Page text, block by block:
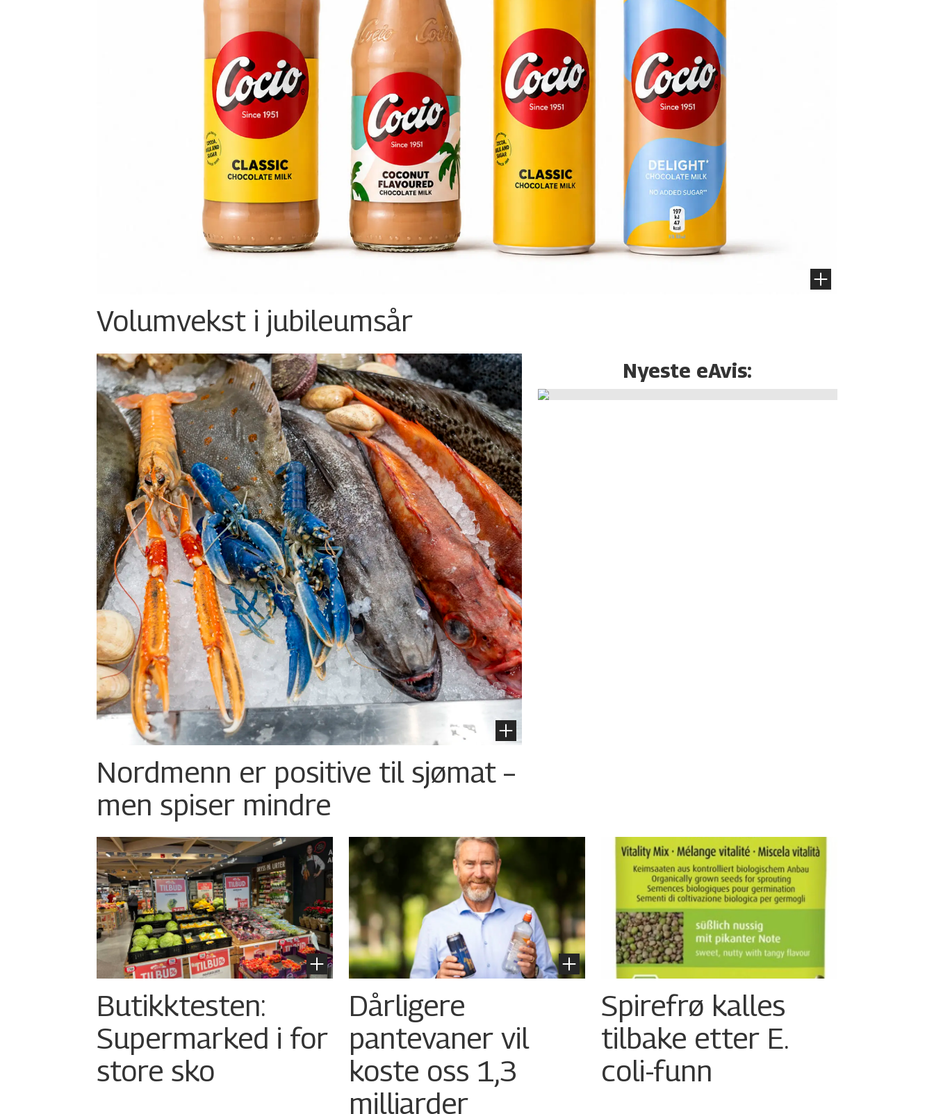
Volumvekst i jubileumsår
Nordmenn er positive til sjømat –
men spiser mindre
Nyeste eAvis:
Butikktesten:
Supermarked i for
store sko
Dårligere
pantevaner vil
koste oss 1,3
milliarder
Spirefrø kalles
tilbake etter E.
coli-funn